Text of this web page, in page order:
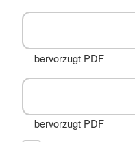
bervorzugt PDF
bervorzugt PDF